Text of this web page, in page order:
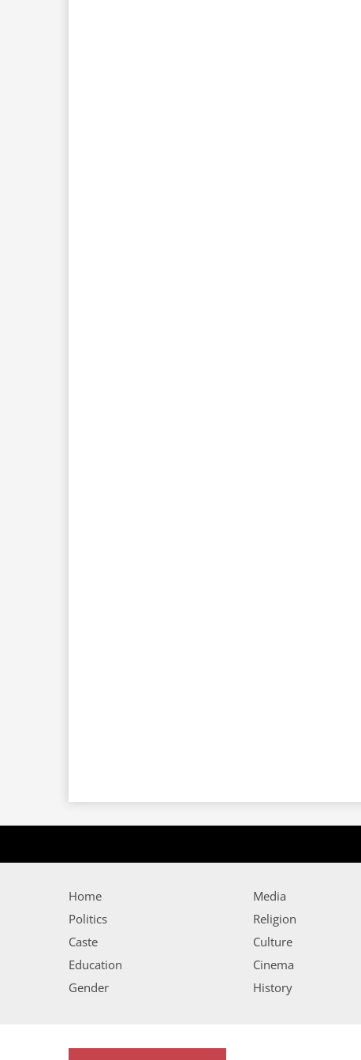
Home
Politics
Caste
Education
Gender
Media
Religion
Culture
Cinema
History